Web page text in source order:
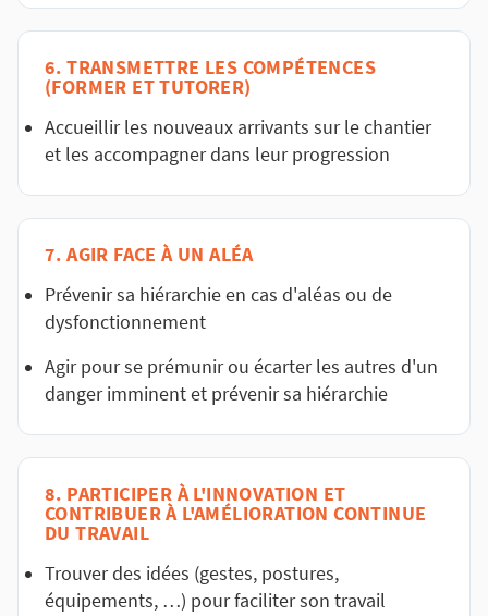
6. TRANSMETTRE LES COMPÉTENCES
(FORMER ET TUTORER)
Accueillir les nouveaux arrivants sur le chantier
et les accompagner dans leur progression
7. AGIR FACE À UN ALÉA
Prévenir sa hiérarchie en cas d'aléas ou de
dysfonctionnement
Agir pour se prémunir ou écarter les autres d'un
danger imminent et prévenir sa hiérarchie
8. PARTICIPER À L'INNOVATION ET
CONTRIBUER À L'AMÉLIORATION CONTINUE
DU TRAVAIL
Trouver des idées (gestes, postures,
équipements, …) pour faciliter son travail